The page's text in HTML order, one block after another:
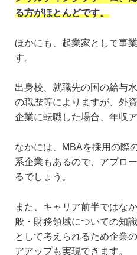
る方がほとんどです。
ほかにも、起業家として事
す。
出身校、就職先の国の給与
の職歴等によりますが、外
企業に転職した場合、年収
なかには、MBAを採用の際
系企業もあるので、アプロ
るでしょう。
また、キャリア前半ではな
般・財務領域についての知
として考えられるため企業
アアップも実現できます。